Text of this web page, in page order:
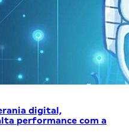
digital,
performance com a